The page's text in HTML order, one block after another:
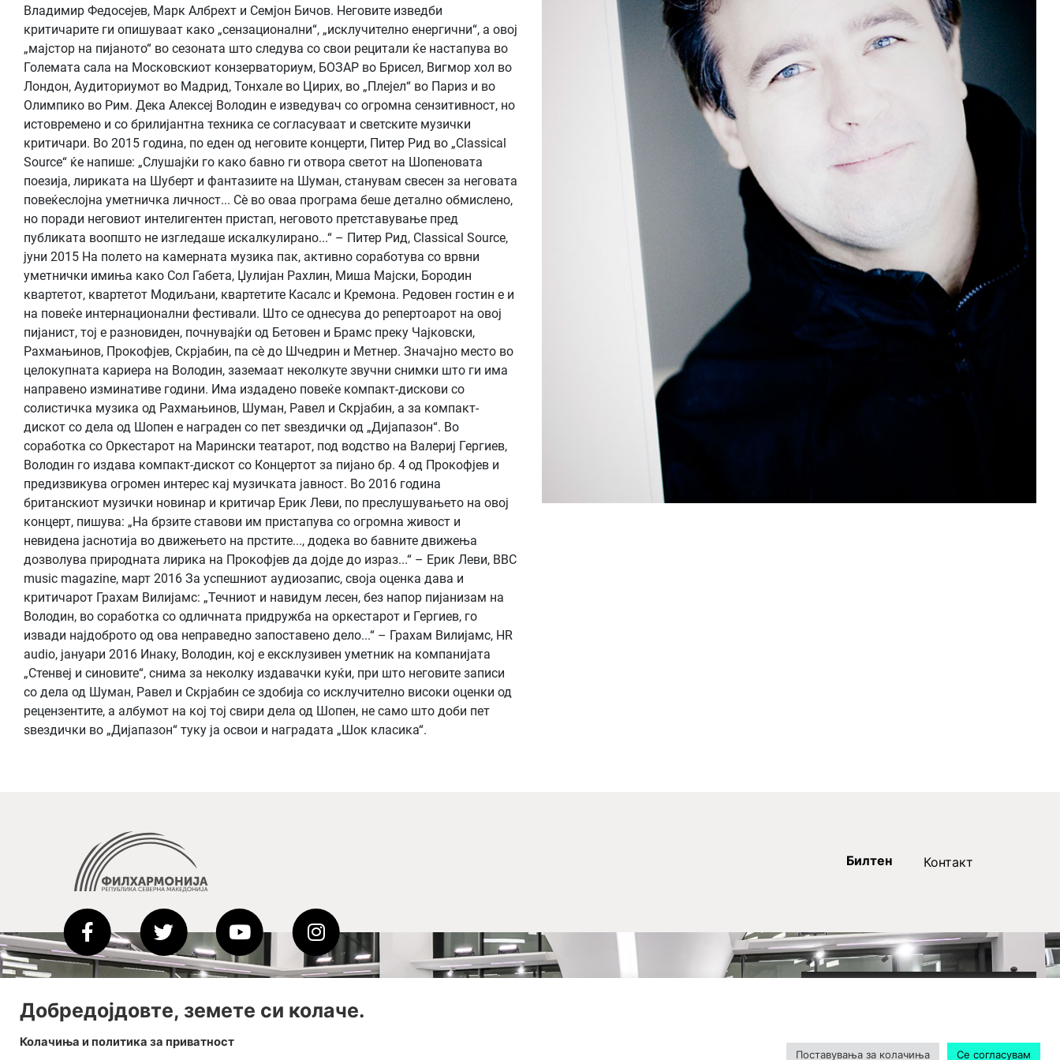
Владимир Федосејев, Марк Албрехт и Семјон Бичов. Неговите изведби
критичарите ги опишуваат како „сензационални“, „исклучително енергични“, а овој
„мајстор на пијаното“ во сезоната што следува со свои рецитали ќе настапува во
Големата сала на Московскиот конзерваториум, БОЗАР во Брисел, Вигмор хол во
Лондон, Аудиториумот во Мадрид, Тонхале во Цирих, во „Плејел“ во Париз и во
Олимпико во Рим. Дека Алексеј Володин е изведувач со огромна сензитивност, но
истовремено и со брилијантна техника се согласуваат и светските музички
критичари. Во 2015 година, по еден од неговите концерти, Питер Рид во „Classical
Source“ ќе напише: „Слушајќи го како бавно ги отвора светот на Шопеновата
поезија, лириката на Шуберт и фантазиите на Шуман, станувам свесен за неговата
повеќеслојна уметничка личност... Сè во оваа програма беше детално обмислено,
но поради неговиот интелигентен пристап, неговото претставување пред
публиката воопшто не изгледаше искалкулирано...“ – Питер Рид, Classical Source,
јуни 2015 На полето на камерната музика пак, активно соработува со врвни
уметнички имиња како Сол Габета, Џулијан Рахлин, Миша Мајски, Бородин
квартетот, квартетот Модиљани, квартетите Касалс и Кремона. Редовен гостин е и
на повеќе интернационални фестивали. Што се однесува до репертоарот на овој
пијанист, тој е разновиден, почнувајќи од Бетовен и Брамс преку Чајковски,
Рахмањинов, Прокофјев, Скрјабин, па сè до Шчедрин и Метнер. Значајно место во
целокупната кариера на Володин, заземаат неколкуте звучни снимки што ги има
направено изминативе години. Има издадено повеќе компакт-дискови со
солистичка музика од Рахмањинов, Шуман, Равел и Скрјабин, а за компакт-
дискот со дела од Шопен е награден со пет ѕвездички од „Дијапазон“. Во
соработка со Оркестарот на Марински театарот, под водство на Валериј Гергиев,
Володин го издава компакт-дискот со Концертот за пијано бр. 4 од Прокофјев и
предизвикува огромен интерес кај музичката јавност. Во 2016 година
британскиот музички новинар и критичар Ерик Леви, по преслушувањето на овој
концерт, пишува: „На брзите ставови им пристапува со огромна живост и
невидена јаснотија во движењето на прстите..., додека во бавните движења
дозволува природната лирика на Прокофјев да дојде до израз...“ – Ерик Леви, BBC
music magazine, март 2016 За успешниот аудиозапис, своја оценка дава и
критичарот Грахам Вилијамс: „Течниот и навидум лесен, без напор пијанизам на
Володин, во соработка со одличната придружба на оркестарот и Гергиев, го
извади најдоброто од ова неправедно запоставено дело...“ – Грахам Вилијамс, HR
audio, јануари 2016 Инаку, Володин, кој е ексклузивен уметник на компанијата
„Стенвеј и синовите“, снима за неколку издавачки куќи, при што неговите записи
со дела од Шуман, Равел и Скрјабин се здобија со исклучително високи оценки од
рецензентите, а албумот на кој тој свири дела од Шопен, не само што доби пет
ѕвездички во „Дијапазон“ туку ја освои и наградата „Шок класика“.
Билтен Контакт
00:00
Добредојдовте, земете си колаче.
Колачиња и политика за приватност
Поставувања за колачиња Се согласувам